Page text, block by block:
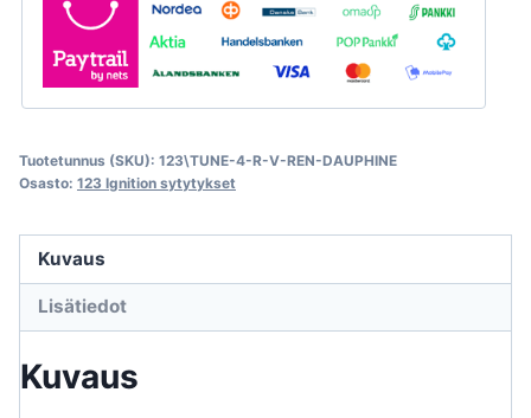
Tuotetunnus (SKU): 123\TUNE-4-R-V-REN-DAUPHINE
Osasto: 123 Ignition sytytykset
Kuvaus
Lisätiedot
Kuvaus